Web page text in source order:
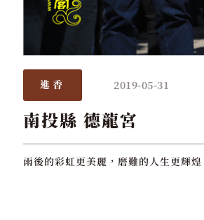
進香 2019-05-31
南投縣 德龍宮
雨後的彩虹更美麗，磨難的人生更輝